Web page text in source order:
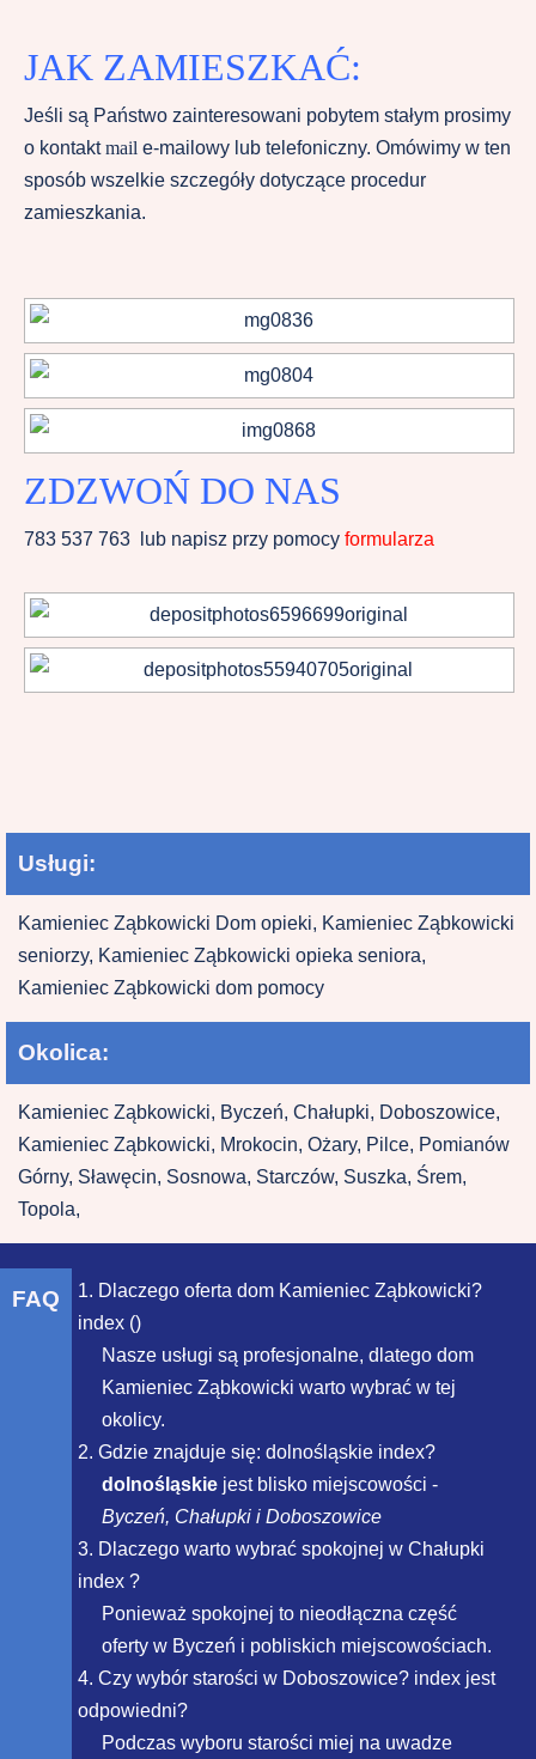
JAK ZAMIESZKAĆ:
Jeśli są Państwo zainteresowani pobytem stałym prosimy
o kontakt
e-mailowy lub telefoniczny. Omówimy w ten
sposób wszelkie szczegóły dotyczące procedur
zamieszkania.
ZDZWOŃ DO NAS
783 537 763 lub napisz przy pomocy formularza
Usługi:
Kamieniec Ząbkowicki Dom opieki, Kamieniec Ząbkowicki
seniorzy, Kamieniec Ząbkowicki opieka seniora,
Kamieniec Ząbkowicki dom pomocy
Okolica:
Kamieniec Ząbkowicki, Byczeń, Chałupki, Doboszowice,
Kamieniec Ząbkowicki, Mrokocin, Ożary, Pilce, Pomianów
Górny, Sławęcin, Sosnowa, Starczów, Suszka, Śrem,
Topola,
FAQ
1. Dlaczego oferta dom Kamieniec Ząbkowicki?
index ()
Nasze usługi są profesjonalne, dlatego dom
Kamieniec Ząbkowicki warto wybrać w tej
okolicy.
2. Gdzie znajduje się: dolnośląskie index?
dolnośląskie jest blisko miejscowości -
Byczeń, Chałupki i Doboszowice
3. Dlaczego warto wybrać spokojnej w Chałupki
index ?
Ponieważ spokojnej to nieodłączna część
oferty w Byczeń i pobliskich miejscowościach.
4. Czy wybór starości w Doboszowice? index jest
odpowiedni?
Podczas wyboru starości miej na uwadze